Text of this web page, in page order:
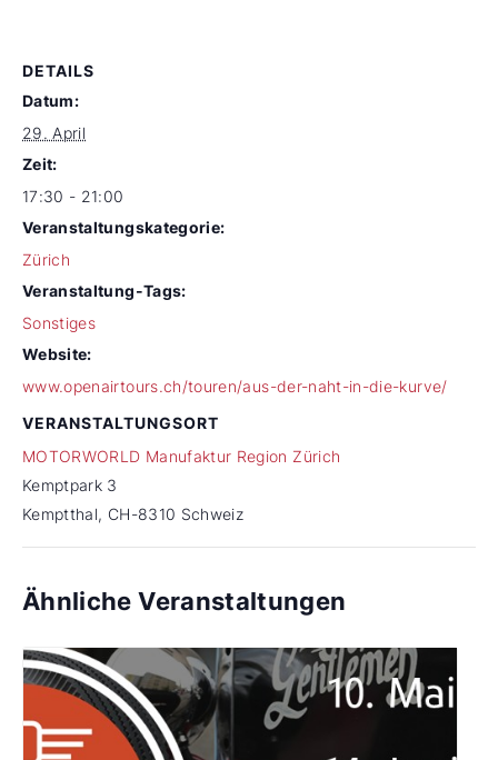
DETAILS
Datum:
29. April
Zeit:
17:30 - 21:00
Veranstaltungskategorie:
Zürich
Veranstaltung-Tags:
Sonstiges
Website:
www.openairtours.ch/touren/aus-der-naht-in-die-kurve/
VERANSTALTUNGSORT
MOTORWORLD Manufaktur Region Zürich
Kemptpark 3
Kemptthal, CH-8310 Schweiz
Ähnliche Veranstaltungen